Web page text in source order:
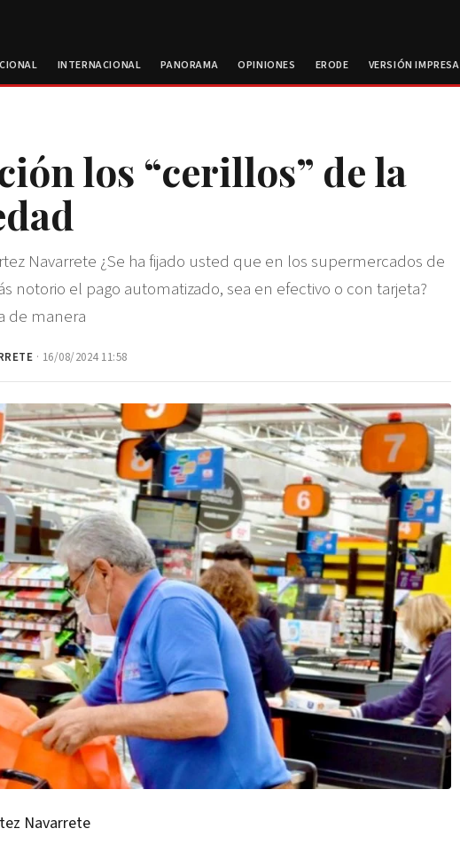
INTERNACIONAL PANORAMA OPINIONES ERODE VERSIÓN IMPRESA
los “cerillos” de la
Navarrete ¿Se ha fijado usted que en los supermercados de
notorio el pago automatizado, sea en efectivo o con tarjeta?
de manera
· 16/08/2024 11:58
Navarrete